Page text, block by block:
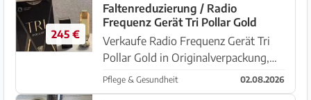
245 €
Faltenreduzierung / Radio
Frequenz Gerät Tri Pollar Gold
Verkaufe Radio Frequenz Gerät Tri
Pollar Gold in Originalverpackung,
zur Faltenreduzierung /
Kollagenbildung für Gesicht,
Pflege & Gesundheit 02.08.2026